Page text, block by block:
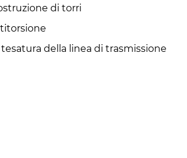
di torri
della linea di trasmissione